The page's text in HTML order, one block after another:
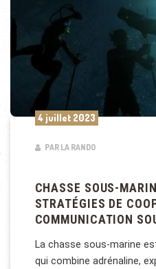
4 juillet 2023
PAR LA RANDO
CHASSE SOUS-
STRATÉGIES DE
COMMUNICATION
La chasse sous-marine
qui combine adrénaline,